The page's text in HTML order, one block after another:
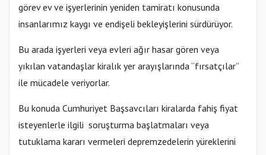
görev ev ve işyerlerinin yeniden tamiratı konusunda
insanlarımız kaygı ve endişeli bekleyişlerini sürdürüyor.
Bu arada işyerleri veya evleri ağır hasar gören veya
yıkılan vatandaşlar kiralık yer arayışlarında “fırsatçılar”
ile mücadele veriyorlar.
Bu konuda Cumhuriyet Başsavcıları kiralarda fahiş fiyat
isteyenlerle ilgili soruşturma başlatmaları veya
tutuklama kararı vermeleri depremzedelerin yüreklerini